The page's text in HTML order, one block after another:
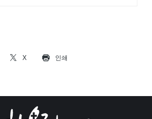
X 인쇄